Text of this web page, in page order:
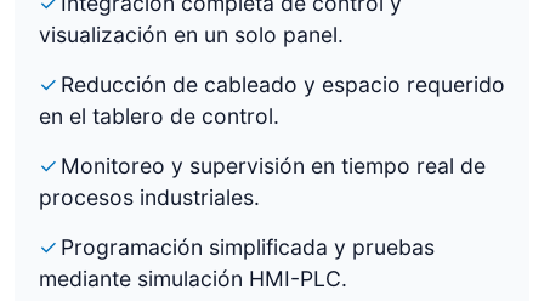
visualización en un solo panel.
Reducción de cableado y espacio requerido
en el tablero de control.
Monitoreo y supervisión en tiempo real de
procesos industriales.
Programación simplificada y pruebas
mediante simulación HMI-PLC.